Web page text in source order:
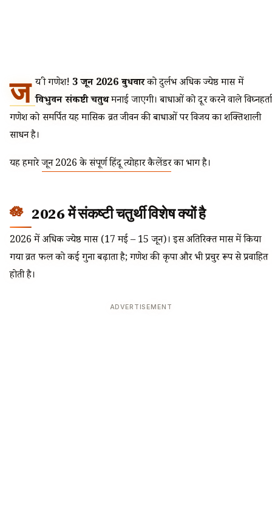
ज य श्री गणेश! 3 जून 2026 बुधवारको दुर्लभ अधिक ज्येष्ठ मास में
विभुवन संकष्टी चतुर्थीमनाई जाएगी। बाधाओं को दूर करने वाले विघ्नहर्ता
गणेश को समर्पित यह मासिक व्रत जीवन की बाधाओं पर विजय का शक्तिशाली
साधन है।
यह हमारेजून 2026 के संपूर्ण हिंदू त्योहार कैलेंडरका भाग है।
2026 में संकष्टी चतुर्थी विशेष क्यों है
2026 में अधिक ज्येष्ठ मास (17 मई – 15 जून)। इस अतिरिक्त मास में किया
गया व्रत फल को कई गुना बढ़ाता है; गणेश की कृपा और भी प्रचुर रूप से प्रवाहित
होती है।
ADVERTISEMENT